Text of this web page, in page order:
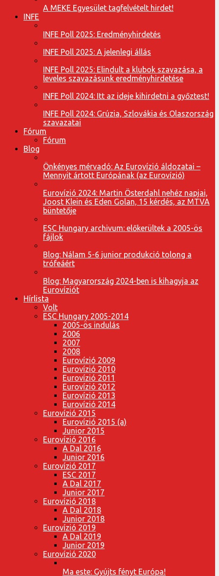
A MEKE Egyesület tagfelvételt hirdet!
INFE
INFE Poll 2025: Eredményhirdetés
INFE Poll 2025: A jelenlegi állás
INFE Poll 2025: Elindult a klubok szavazása, a
leveles szavazásunk eredményhirdetése
INFE Poll 2024: Itt az ideje kihirdetni a győztest!
INFE Poll 2024: Grúzia, Szlovákia és Olaszország
szavazatai
Fórum
Fórum
Blog
Önkényes mérvadó: Az Eurovízió áldozatai –
Mennyit ártott Európának (az Eurovízió)
Eurovízió 2024: Martin Österdahl nehéz napjai,
Joost Klein és Eden Golan, 15 kérdés, az MTVA
büntetője
ESC Hungary archivum: előkerültek a 2005-ös
fájlok
Blog: Nálam 5-6 junior produkció tolong a
trófeáért
Blog: Magyarország 2024-ben is kihagyja az
Eurovíziót
Hírlista
Volt
ESC Hungary 2005-2014
2005-ös indulás
2006
2007
2008
Eurovízió 2009
Eurovízió 2010
Eurovízió 2011
Eurovízió 2012
Eurovízió 2013
Eurovízió 2014
Eurovízió 2015
Eurovízió 2015 (a)
Junior 2015
Eurovízió 2016
A Dal 2016
Junior 2016
Eurovízió 2017
ESC 2017
A Dal 2017
Junior 2017
Eurovízió 2018
A Dal 2018
Junior 2018
Eurovízió 2019
A Dal 2019
Junior 2019
Eurovízió 2020
Ma este: Gyújts fényt Európa!